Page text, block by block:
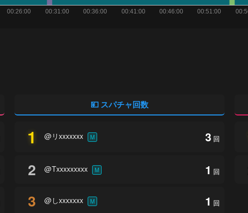
💴 スパチャ回数
1 @リxxxxxxx M 3 回
2 @Txxxxxxxxx M 1 回
3 @しxxxxxxx M 1 回